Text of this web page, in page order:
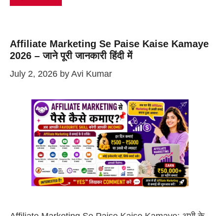
Affiliate Marketing Se Paise Kaise Kamaye
2026 – जाने पूरी जानकारी हिंदी में
July 2, 2026 by Avi Kumar